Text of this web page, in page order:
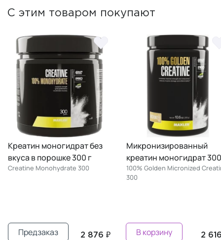
С этим товаром покупают
Микронизированный
креатин моногидрат 300 г
100% Golden Micronized Creatine
2 616 ₽
В корзину
Микронизированный
креатин моногидрат 30
стиков
100% Golden Micronized
1
Предзаказ